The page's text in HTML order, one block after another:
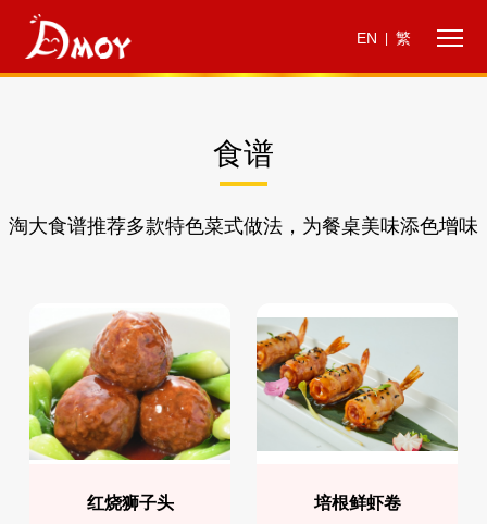
EN 繁
食谱
淘大食谱推荐多款特色菜式做法，为餐桌美味添色增味
红烧狮子头 培根鲜虾卷